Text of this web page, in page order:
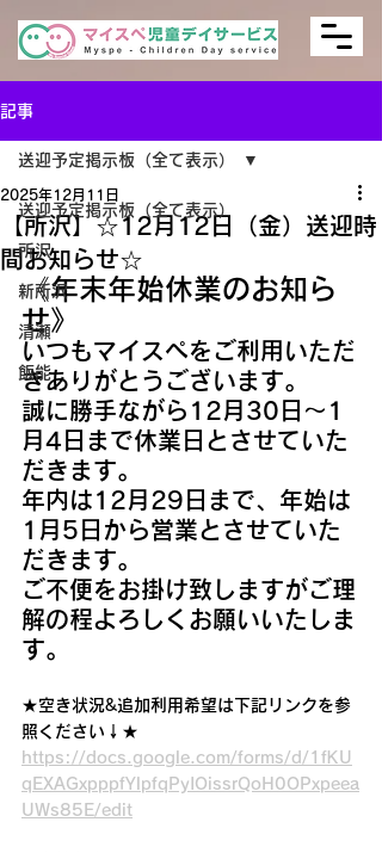
記事
送迎予定掲示板（全て表示）
所沢
新所沢
清瀬
飯能
送迎予定掲示板（全て表示）
【所沢】☆12月12日（金）送迎時
間お知らせ☆
2025年12月11日
《年末年始休業のお知ら
せ》
いつもマイスぺをご利用いただ
きありがとうございます。
誠に勝手ながら12月30日～1
月4日まで休業日とさせていた
だきます。
年内は12月29日まで、年始は
1月5日から営業とさせていた
だきます。
ご不便をお掛け致しますがご理
解の程よろしくお願いいたしま
す。
★空き状況&追加利用希望は下記リンクを参
照ください↓★
https://docs.google.com/forms/d/1fKU
qEXAGxpppfYlpfqPyIOissrQoH0OPxpeea
UWs85E/edit